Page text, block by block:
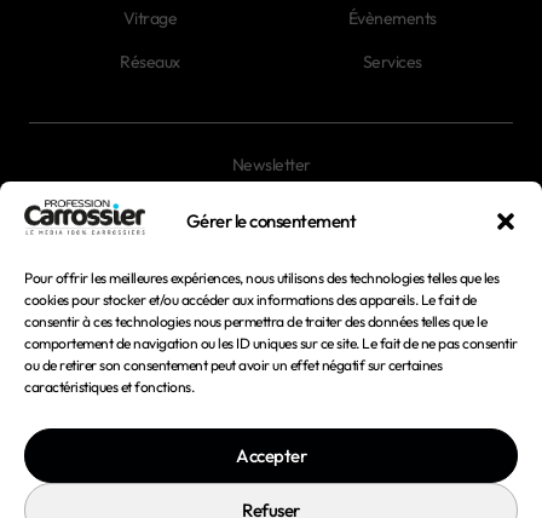
Gérer le consentement
Pour offrir les meilleures expériences, nous utilisons des technologies telles que les
cookies pour stocker et/ou accéder aux informations des appareils. Le fait de
consentir à ces technologies nous permettra de traiter des données telles que le
comportement de navigation ou les ID uniques sur ce site. Le fait de ne pas consentir
ou de retirer son consentement peut avoir un effet négatif sur certaines
caractéristiques et fonctions.
Accepter
Refuser
Vitrage
Réseaux
Évènements
Services
Newsletter
Mentions légales
Conditions générales d'utilisation
Conditions générales de vente
Politique de cookies